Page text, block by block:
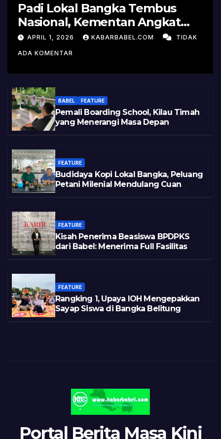
Padi Lokal Bangka Tembus
Nasional, Kementan Angkat
Kisah Sukses Pelepasan
Varietas
APRIL 1, 2026 KABARBABEL.COM TIDAK
ADA KOMENTAR
BABEL FEATURE
Pemali Boarding School, Kilau Timah
yang Menerangi Masa Depan
FEATURE
Budidaya Kopi Lokal Bangka, Peluang
Petani Milenial Mendulang Cuan
FEATURE
Kisah Penerima Beasiswa BPDPKS
dari Babel: Menerima Full Fasilitas
FEATURE
Rangking 1, Upaya IOH Mengepakkan
Sayap Siswa di Bangka Belitung
Portal Berita Masa Kini